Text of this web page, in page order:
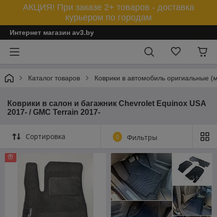
АКЦИЯ! При заказе 2+ товаров - доставка
курьером по городам
Интернет магазин av3.by
Каталог товаров Коврики в автомобиль оригиальные
Коврики в салон и багажник Chevrolet Equinox USA
2017- / GMC Terrain 2017-
Сортировка 0 Фильтры